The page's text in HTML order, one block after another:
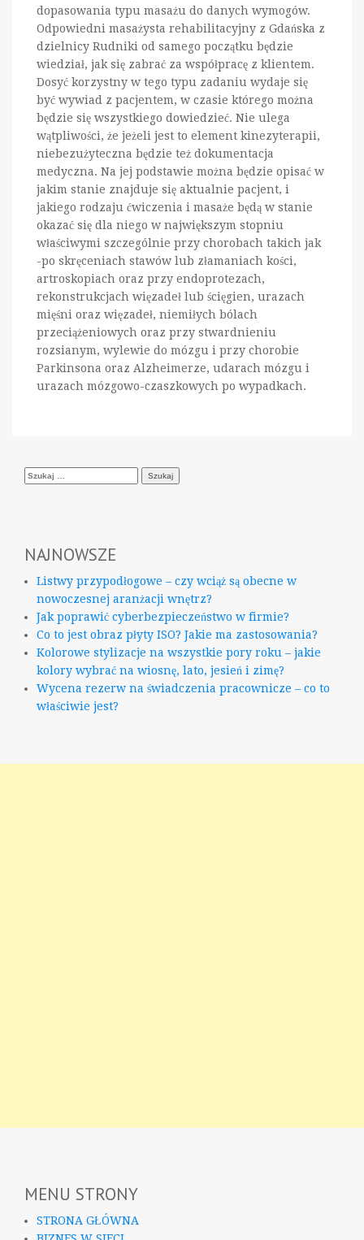
dopasowania typu masażu do danych wymogów.
Odpowiedni masażysta rehabilitacyjny z Gdańska z
dzielnicy Rudniki od samego początku będzie
wiedział, jak się zabrać za współpracę z klientem.
Dosyć korzystny w tego typu zadaniu wydaje się
być wywiad z pacjentem, w czasie którego można
będzie się wszystkiego dowiedzieć. Nie ulega
wątpliwości, że jeżeli jest to element kinezyterapii,
niebezużyteczna będzie też dokumentacja
medyczna. Na jej podstawie można będzie opisać w
jakim stanie znajduje się aktualnie pacjent, i
jakiego rodzaju ćwiczenia i masaże będą w stanie
okazać się dla niego w największym stopniu
właściwymi szczególnie przy chorobach takich jak
-po skręceniach stawów lub złamaniach kości,
artroskopiach oraz przy endoprotezach,
rekonstrukcjach więzadeł lub ścięgien, urazach
mięśni oraz więzadeł, niemiłych bólach
przeciążeniowych oraz przy stwardnieniu
rozsianym, wylewie do mózgu i przy chorobie
Parkinsona oraz Alzheimerze, udarach mózgu i
urazach mózgowo-czaszkowych po wypadkach.
Szukaj:
NAJNOWSZE
Listwy przypodłogowe – czy wciąż są obecne w
nowoczesnej aranżacji wnętrz?
Jak poprawić cyberbezpieczeństwo w firmie?
Co to jest obraz płyty ISO? Jakie ma zastosowania?
Kolorowe stylizacje na wszystkie pory roku – jakie
kolory wybrać na wiosnę, lato, jesień i zimę?
Wycena rezerw na świadczenia pracownicze – co to
właściwie jest?
MENU STRONY
STRONA GŁÓWNA